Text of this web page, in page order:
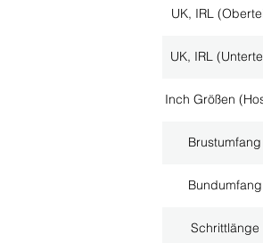
UK, IRL
UK, IRL
Inch Größen
Brustumfang
Bundumfang
Schrittlänge